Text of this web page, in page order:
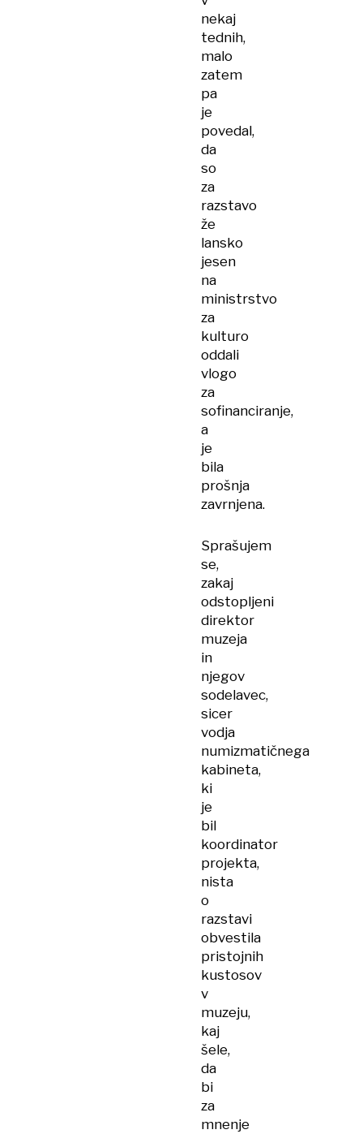
nekaj
tednih,
malo
zatem
pa
je
povedal,
da
so
za
razstavo
že
lansko
jesen
na
ministrstvo
za
kulturo
oddali
vlogo
za
sofinanciranje,
a
je
bila
prošnja
zavrnjena.
Sprašujem
se,
zakaj
odstopljeni
direktor
muzeja
in
njegov
sodelavec,
sicer
vodja
numizmatičnega
kabineta,
ki
je
bil
koordinator
projekta,
nista
o
razstavi
obvestila
pristojnih
kustosov
v
muzeju,
kaj
šele,
da
bi
za
mnenje